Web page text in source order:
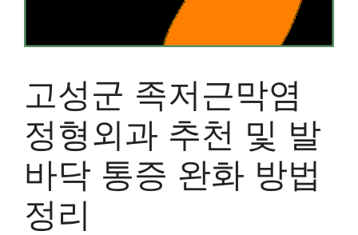
고성군 족저근막염
정형외과 추천 및 발
바닥 통증 완화 방법
정리